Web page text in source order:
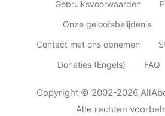
Gebruiksvoorwaarden
Onze geloofsbelijdenis
Contact met ons opnemen
Donaties (Engels)
FAQ
Copyright© 2002-2026
Alle rechten